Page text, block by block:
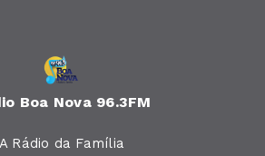
Boa Nova 96.3FM
A Rádio da Família